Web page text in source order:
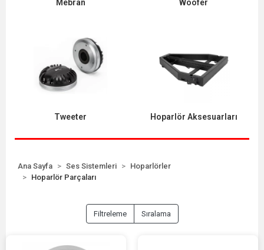
Mebran Woofer
Tweeter Hoparlör Aksesuarları
Ana Sayfa Ses Sistemleri
Hoparlörler
Hoparlör Parçaları
Filtreleme Sıralama